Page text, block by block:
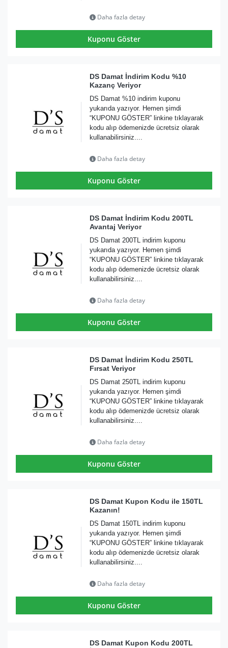
Daha fazla detay
Kuponu Göster
DS Damat İndirim Kodu %10
Kazanç Veriyor
DS Damat %10 indirim kuponu
yukarıda yazıyor. Hemen şimdi
“KUPONU GÖSTER” linkine tıklayarak
kodu alıp ödemenizde ücretsiz olarak
kullanabilirsiniz....
Daha fazla detay
Kuponu Göster
DS Damat İndirim Kodu 200TL
Avantaj Veriyor
DS Damat 200TL indirim kuponu
yukarıda yazıyor. Hemen şimdi
“KUPONU GÖSTER” linkine tıklayarak
kodu alıp ödemenizde ücretsiz olarak
kullanabilirsiniz....
Daha fazla detay
Kuponu Göster
DS Damat İndirim Kodu 250TL
Fırsat Veriyor
DS Damat 250TL indirim kuponu
yukarıda yazıyor. Hemen şimdi
“KUPONU GÖSTER” linkine tıklayarak
kodu alıp ödemenizde ücretsiz olarak
kullanabilirsiniz....
Daha fazla detay
Kuponu Göster
DS Damat Kupon Kodu ile 150TL
Kazanın!
DS Damat 150TL indirim kuponu
yukarıda yazıyor. Hemen şimdi
“KUPONU GÖSTER” linkine tıklayarak
kodu alıp ödemenizde ücretsiz olarak
kullanabilirsiniz....
Daha fazla detay
Kuponu Göster
DS Damat Kupon Kodu 200TL